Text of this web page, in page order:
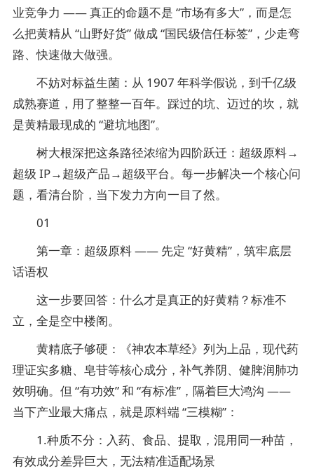
业竞争力 —— 真正的命题不是 “市场有多大”，而是怎
么把黄精从 “山野好货” 做成 “国民级信任标签”，少走弯
路、快速做大做强。
不妨对标益生菌：从 1907 年科学假说，到千亿级
成熟赛道，用了整整一百年。踩过的坑、迈过的坎，就
是黄精最现成的 “避坑地图”。
树大根深把这条路径浓缩为四阶跃迁：超级原料→
超级 IP→超级产品→超级平台。每一步解决一个核心问
题，看清台阶，当下发力方向一目了然。
01
第一章：超级原料 —— 先定 “好黄精”，筑牢底层
话语权
这一步要回答：什么才是真正的好黄精？标准不
立，全是空中楼阁。
黄精底子够硬：《神农本草经》列为上品，现代药
理证实多糖、皂苷等核心成分，补气养阴、健脾润肺功
效明确。但 “有功效” 和 “有标准”，隔着巨大鸿沟 ——
当下产业最大痛点，就是原料端 “三模糊”：
1.种质不分：入药、食品、提取，混用同一种苗，
有效成分差异巨大，无法精准适配场景